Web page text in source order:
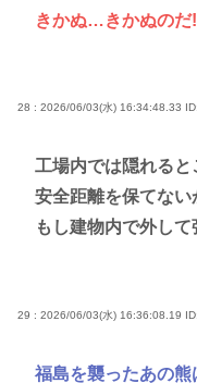
きかぬ…きかぬのだ
28 : 2026/06/03(水) 16:34:48.33
工場内では隠れる
安全距離を保てな
もし建物内で外し
29 : 2026/06/03(水) 16:36:08.19
福島を襲ったあの熊